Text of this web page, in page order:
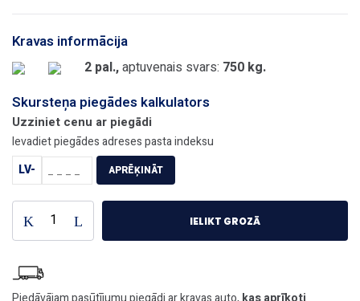
Kravas informācija
2 pal.,aptuvenais svars: 750 kg.
Skursteņa piegādes kalkulators
Uzziniet cenu ar piegādi
Ievadiet piegādes adreses pasta indeksu
LV-
APRĒĶINĀT
IELIKT GROZĀ